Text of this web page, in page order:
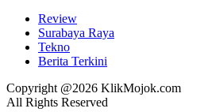
Review
Surabaya Raya
Tekno
Berita Terkini
Copyright @2026 KlikMojok.com
All Rights Reserved